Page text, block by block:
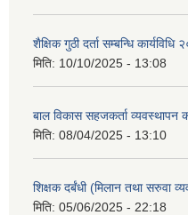
शैक्षिक गुठी दर्ता सम्बन्धि कार्यविधि
मिति: 10/10/2025 - 13:08
बाल विकास सहजकर्ता व्यवस्थापन
मिति: 08/04/2025 - 13:10
शिक्षक दर्बंधी (मिलान तथा सरुवा
मिति: 05/06/2025 - 22:18